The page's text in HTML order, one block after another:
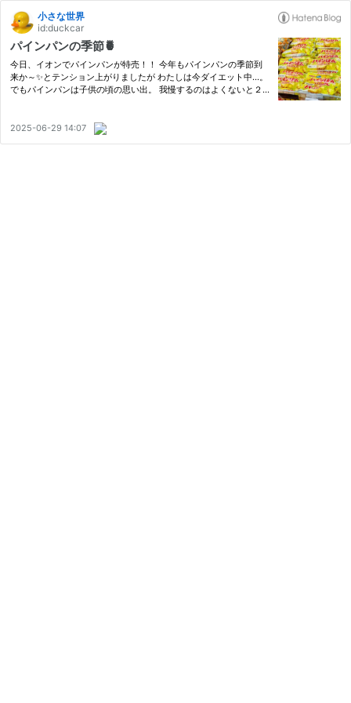
小さな世界
id:duckcar
パインパンの季節🍍
今日、イオンでパインパンが特売！！ 今年もパインパンの季節到
来か～✨とテンション上がりましたが わたしは今ダイエット中…。
でもパインパンは子供の頃の思い出。 我慢するのはよくないと２
se…
2025-06-29 14:07